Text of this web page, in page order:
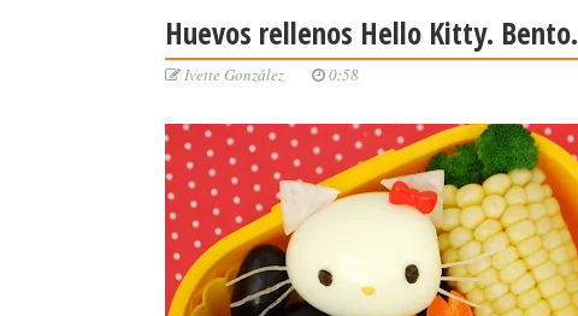
Huevos rellenos Hello Kitty. Bento.
Ivette González 0:58